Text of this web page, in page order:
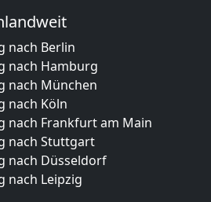
nach Berlin
nach Hamburg
nach München
nach Köln
nach Frankfurt am Main
nach Stuttgart
nach Düsseldorf
nach Leipzig